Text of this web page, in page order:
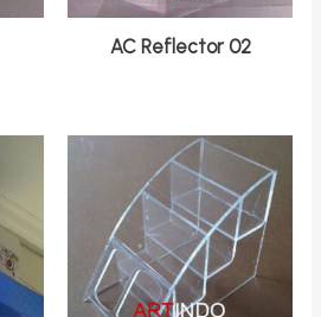
AC Reflector 02